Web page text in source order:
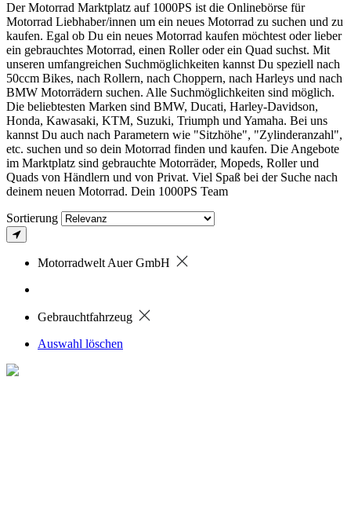
Der Motorrad Marktplatz auf 1000PS ist die Onlinebörse für
Motorrad Liebhaber/innen um ein neues Motorrad zu suchen und zu
kaufen. Egal ob Du ein neues Motorrad kaufen möchtest oder lieber
ein gebrauchtes Motorrad, einen Roller oder ein Quad suchst. Mit
unseren umfangreichen Suchmöglichkeiten kannst Du speziell nach
50ccm Bikes, nach Rollern, nach Choppern, nach Harleys und nach
BMW Motorrädern suchen. Alle Suchmöglichkeiten sind möglich.
Die beliebtesten Marken sind BMW, Ducati, Harley-Davidson,
Honda, Kawasaki, KTM, Suzuki, Triumph und Yamaha. Bei uns
kannst Du auch nach Parametern wie "Sitzhöhe", "Zylinderanzahl",
etc. suchen und so dein Motorrad finden und kaufen. Die Angebote
im Marktplatz sind gebrauchte Motorräder, Mopeds, Roller und
Quads von Händlern und von Privat. Viel Spaß bei der Suche nach
deinem neuen Motorrad. Dein 1000PS Team
Sortierung
Motorradwelt Auer GmbH
Gebrauchtfahrzeug
Auswahl löschen